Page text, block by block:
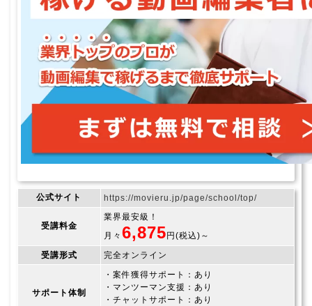
公式サイト https://movieru.jp/page/school/top/
受講料金
業界最安級！
月々 6,875円(税込)～
受講形式
完全オンライン
サポート体制
・案件獲得サポート：あり
・マンツーマン支援：あり
・チャットサポート：あり